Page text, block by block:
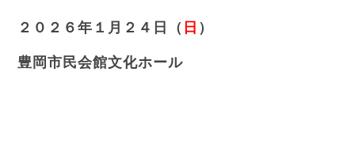
２０２６年１月２４日（ 日 ）
豊岡市民会館文化ホール